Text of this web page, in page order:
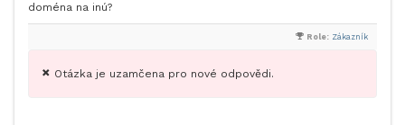
doména na inú?
Role: Zákazník
Otázka je uzamčena pro nové odpovědi.